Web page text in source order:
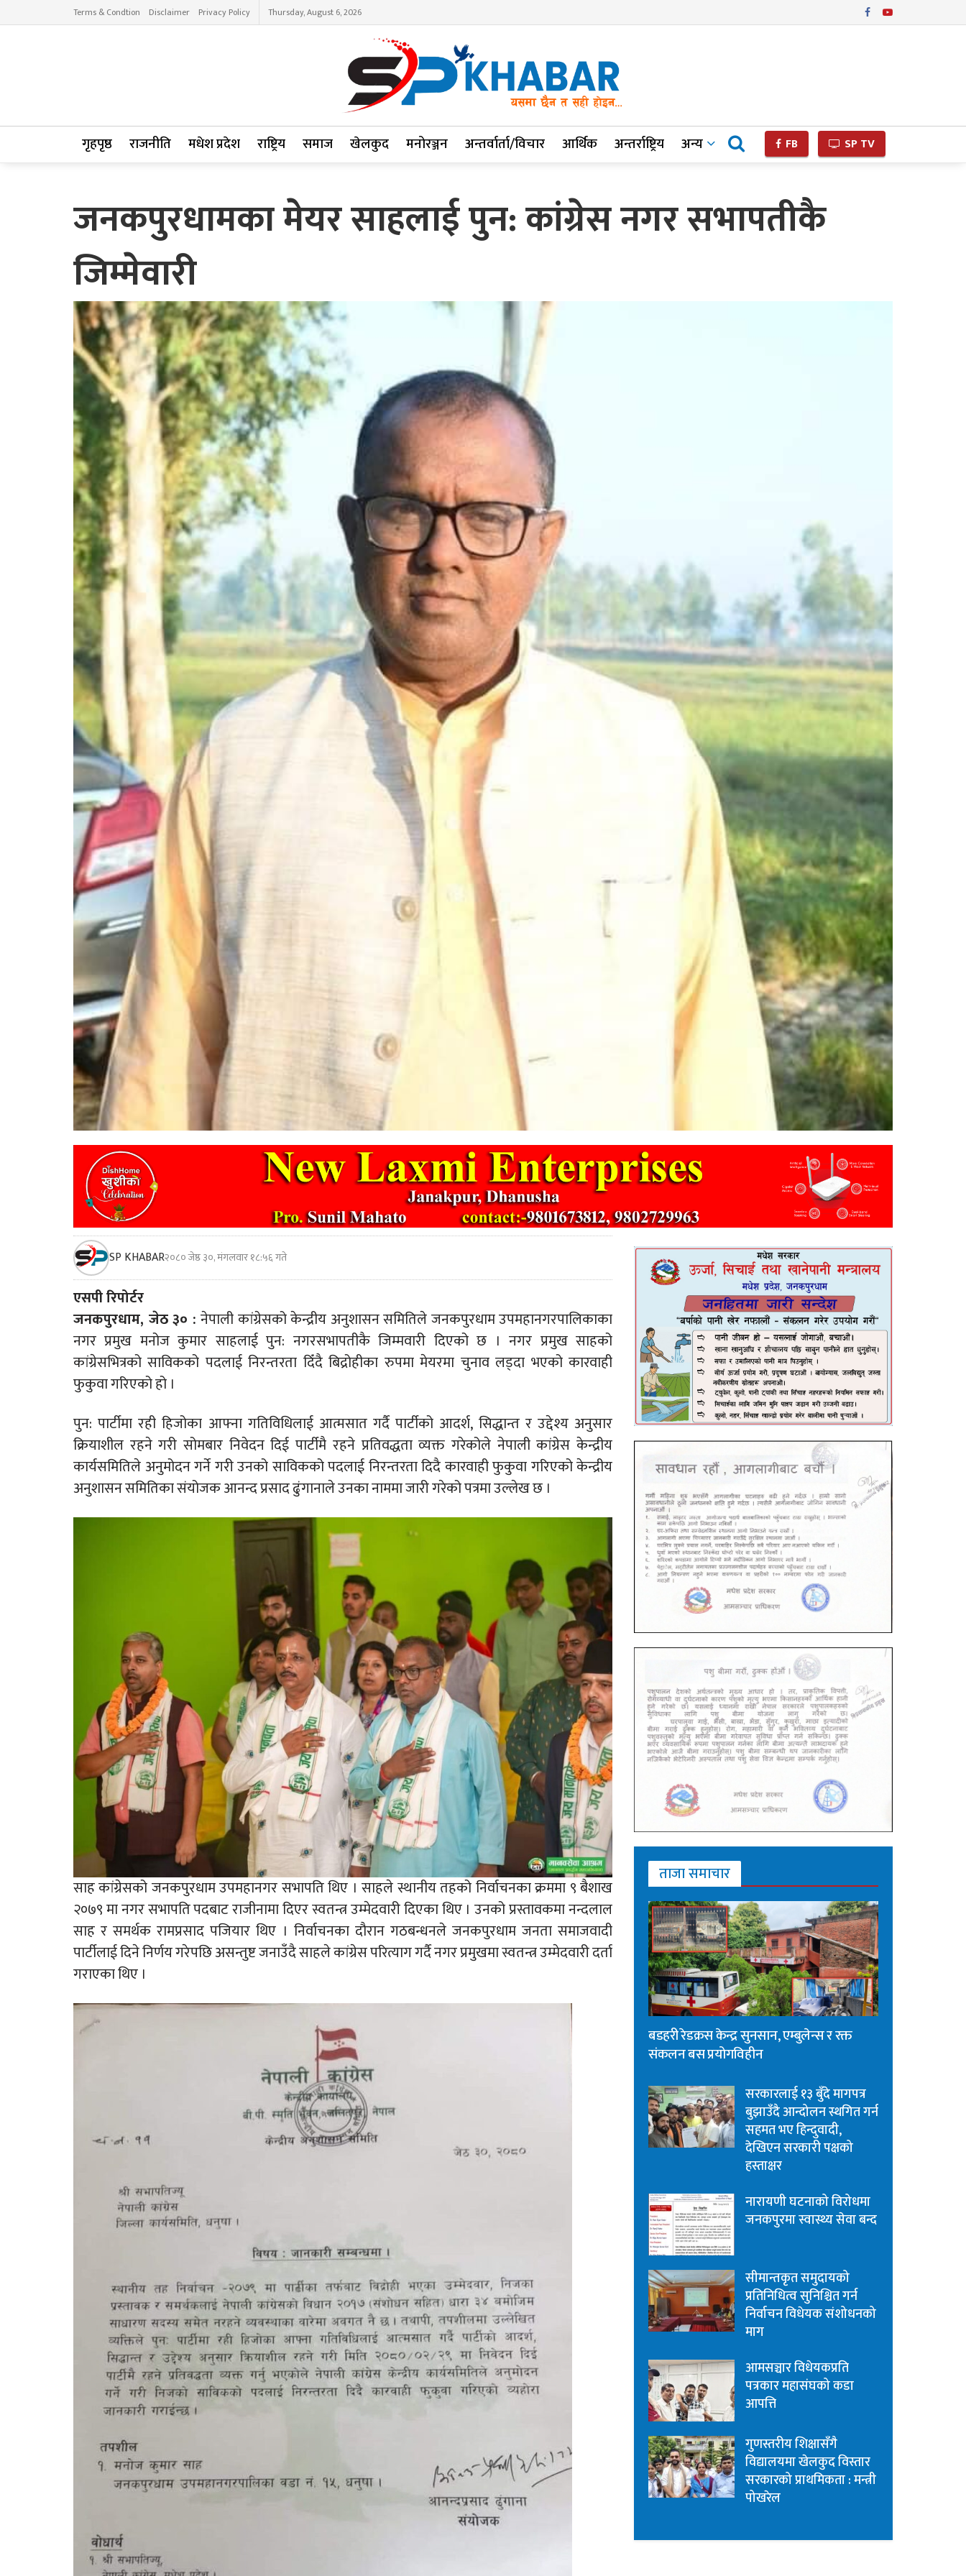
Terms & Condtion Disclaimer Privacy Policy Thursday, August 6, 2026
गृहपृष्ठ राजनीति मधेश प्रदेश राष्ट्रिय समाज खेलकुद मनोरञ्जन अन्तर्वार्ता/विचार आर्थिक अन्तर्राष्ट्रिय अन्य FB SP TV
जनकपुरधामका मेयर साहलाई पुन: कांग्रेस नगर सभापतीकै
जिम्मेवारी
SP KHABAR२०८० जेष्ठ ३०, मंगलवार १८:५६ गते
एसपी रिपोर्टर
जनकपुरधाम, जेठ ३० : नेपाली कांग्रेसको केन्द्रीय अनुशासन समितिले जनकपुरधाम उपमहानगरपालिकाका
नगर प्रमुख मनोज कुमार साहलाई पुन: नगरसभापतीकै जिम्मवारी दिएको छ । नगर प्रमुख साहको
कांग्रेसभित्रको साविकको पदलाई निरन्तरता दिँदै बिद्रोहीका रुपमा मेयरमा चुनाव लड्दा भएको कारवाही
फुकुवा गरिएको हो ।
पुन: पार्टीमा रही हिजोका आफ्ना गतिविधिलाई आत्मसात गर्दै पार्टीको आदर्श, सिद्धान्त र उद्देश्य अनुसार
क्रियाशील रहने गरी सोमबार निवेदन दिई पार्टीमै रहने प्रतिवद्धता व्यक्त गरेकोले नेपाली कांग्रेस केन्द्रीय
कार्यसमितिले अनुमोदन गर्ने गरी उनको साविकको पदलाई निरन्तरता दिदै कारवाही फुकुवा गरिएको केन्द्रीय
अनुशासन समितिका संयोजक आनन्द प्रसाद ढुंगानाले उनका नाममा जारी गरेको पत्रमा उल्लेख छ ।
साह कांग्रेसको जनकपुरधाम उपमहानगर सभापति थिए । साहले स्थानीय तहको निर्वाचनका क्रममा ९ बैशाख
२०७९ मा नगर सभापति पदबाट राजीनामा दिएर स्वतन्त्र उम्मेदवारी दिएका थिए । उनको प्रस्तावकमा नन्दलाल
साह र समर्थक रामप्रसाद पजियार थिए । निर्वाचनका दौरान गठबन्धनले जनकपुरधाम जनता समाजवादी
पार्टीलाई दिने निर्णय गरेपछि असन्तुष्ट जनाउँदै साहले कांग्रेस परित्याग गर्दै नगर प्रमुखमा स्वतन्त्र उम्मेदवारी दर्ता
गराएका थिए ।
ताजा समाचार
बडहरी रेडक्रस केन्द्र सुनसान, एम्बुलेन्स र रक्त
संकलन बस प्रयोगविहीन
सरकारलाई १३ बुँदे मागपत्र
बुझाउँदै आन्दोलन स्थगित गर्न
सहमत भए हिन्दुवादी,
देखिएन सरकारी पक्षको
हस्ताक्षर
नारायणी घटनाको विरोधमा
जनकपुरमा स्वास्थ्य सेवा बन्द
सीमान्तकृत समुदायको
प्रतिनिधित्व सुनिश्चित गर्न
निर्वाचन विधेयक संशोधनको
माग
आमसञ्चार विधेयकप्रति
पत्रकार महासंघको कडा
आपत्ति
गुणस्तरीय शिक्षासँगै
विद्यालयमा खेलकुद विस्तार
सरकारको प्राथमिकता : मन्त्री
पोखरेल